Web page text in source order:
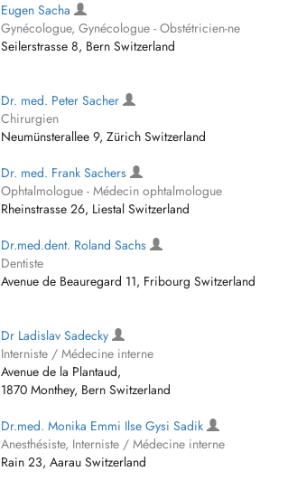
Eugen Sacha
Gynécologue, Gynécologue - Obstétricien-ne
Seilerstrasse 8, Bern Switzerland
Dr. med. Peter Sacher
Chirurgien
Neumünsterallee 9, Zürich Switzerland
Dr. med. Frank Sachers
Ophtalmologue - Médecin ophtalmologue
Rheinstrasse 26, Liestal Switzerland
Dr.med.dent. Roland Sachs
Dentiste
Avenue de Beauregard 11, Fribourg Switzerland
Dr Ladislav Sadecky
Interniste / Médecine interne
Avenue de la Plantaud,
1870 Monthey, Bern Switzerland
Dr.med. Monika Emmi Ilse Gysi Sadik
Anesthésiste, Interniste / Médecine interne
Rain 23, Aarau Switzerland